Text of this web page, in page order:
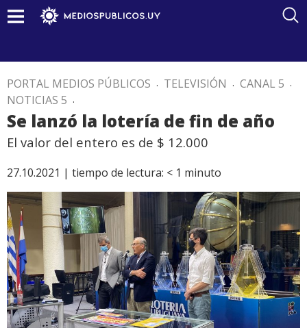
PORTAL MEDIOS PÚBLICOS . TELEVISIÓN . CANAL 5 .
NOTICIAS 5 .
Se lanzó la lotería de fin de año
El valor del entero es de $ 12.000
27.10.2021 | tiempo de lectura: < 1 minuto